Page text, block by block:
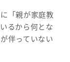
「親が家庭教
るから何とな
伴っていない